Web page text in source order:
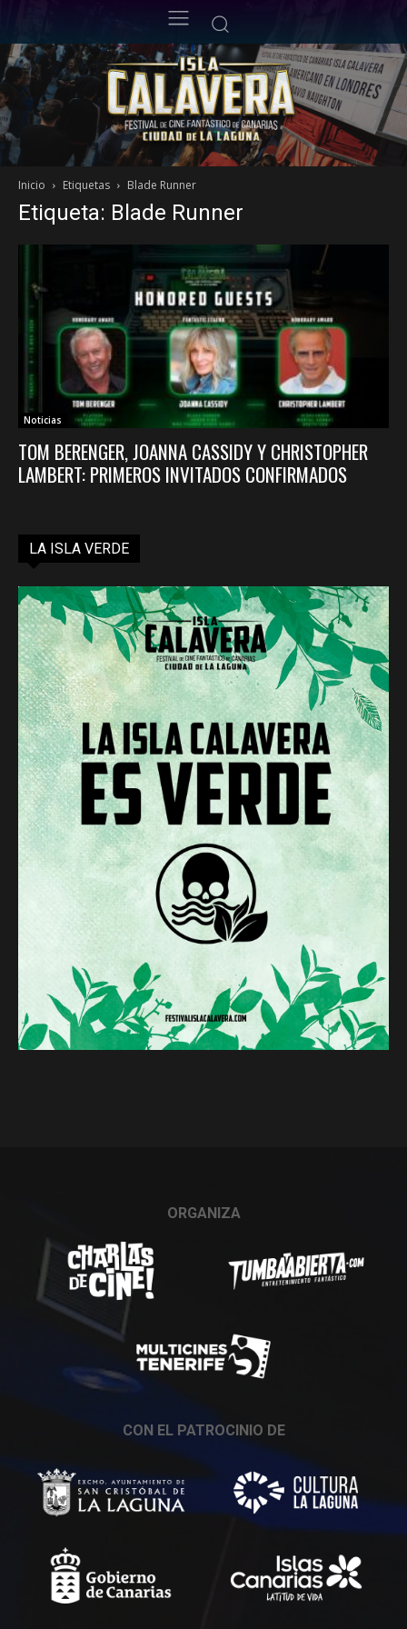
Inicio Etiquetas Blade Runner
Etiqueta: Blade Runner
Noticias
TOM BERENGER, JOANNA CASSIDY Y CHRISTOPHER
LAMBERT: PRIMEROS INVITADOS CONFIRMADOS
LA ISLA VERDE
ORGANIZA
CON EL PATROCINIO DE